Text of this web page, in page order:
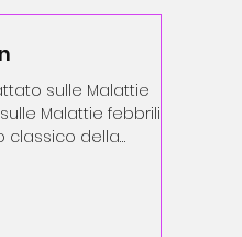
sulle Malattie
Malattie febbrili
classico della